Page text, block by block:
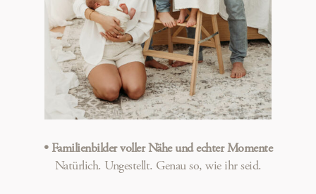
• Familienbilder voller Nähe und echter Momente
Natürlich. Ungestellt. Genau so, wie ihr seid.